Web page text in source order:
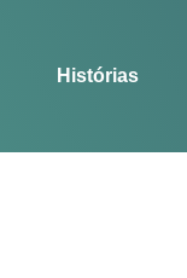
Histórias